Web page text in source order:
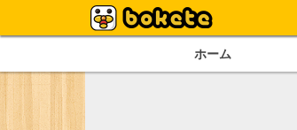
ホーム